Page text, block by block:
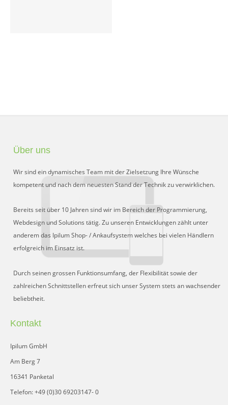
Schnittstelle für Preisvergleiche
Liveeditor
Über uns
Wir sind ein dynamisches Team mit der Zielsetzung Ihre Wünsche
kompetent und nach dem neuesten Stand der Technik zu verwirklichen.
Bereits seit über 10 Jahren sind wir im Bereich der Programmierung,
Webdesign und Solutions tätig. Zu unseren Entwicklungen zählt unter
anderem das Ipilum Shop- / Ankaufsystem welches bei vielen Händlern
erfolgreich im Einsatz ist.
Durch seinen grossen Funktionsumfang, der Flexibilität sowie der
zahlreichen Schnittstellen erfreut sich unser System stets an wachsender
beliebtheit.
Kontakt
Ipilum GmbH
Am Berg 7
16341 Panketal
Telefon: +49 (0)30 69203147- 0